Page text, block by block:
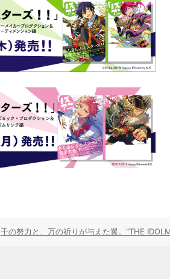
千の努力と、万の祈りが与えた翼。“THE